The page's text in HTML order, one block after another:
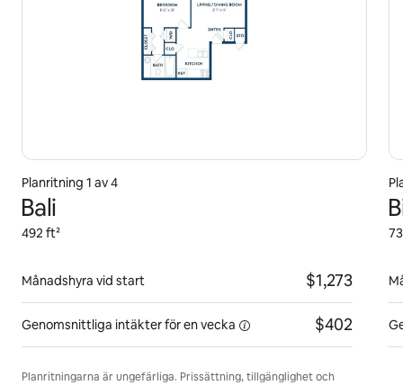
Planritning 1 av 4
Bali
492 ft²
Månadshyra vid start $1,273
Genomsnittliga intäkter fören vecka $402
Planritningarna är ungefärliga. Prissättning, tillgänglighet och